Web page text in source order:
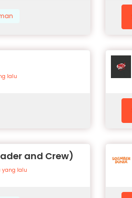
lalu
and Crew)
yang lalu